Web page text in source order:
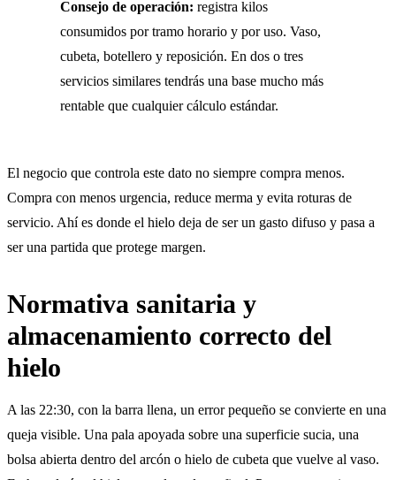
Consejo de operación: registra kilos
consumidos por tramo horario y por uso. Vaso,
cubeta, botellero y reposición. En dos o tres
servicios similares tendrás una base mucho más
rentable que cualquier cálculo estándar.
El negocio que controla este dato no siempre compra menos.
Compra con menos urgencia, reduce merma y evita roturas de
servicio. Ahí es donde el hielo deja de ser un gasto difuso y pasa a
ser una partida que protege margen.
Normativa sanitaria y
almacenamiento correcto del
hielo
A las 22:30, con la barra llena, un error pequeño se convierte en una
queja visible. Una pala apoyada sobre una superficie sucia, una
bolsa abierta dentro del arcón o hielo de cubeta que vuelve al vaso.